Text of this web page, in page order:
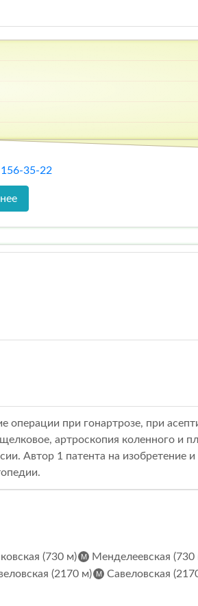
35-22
при гонартрозе, при
артроскопия коленного и
Автор 1 патента на изобретение
(730 м)
Менделеевская (730
(2170 м)
Савеловская